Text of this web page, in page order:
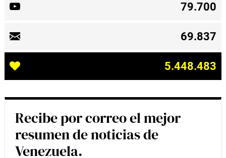
79.700
69.837
5.448.483
Recibe por correo el mejor
resumen de noticias de
Venezuela.